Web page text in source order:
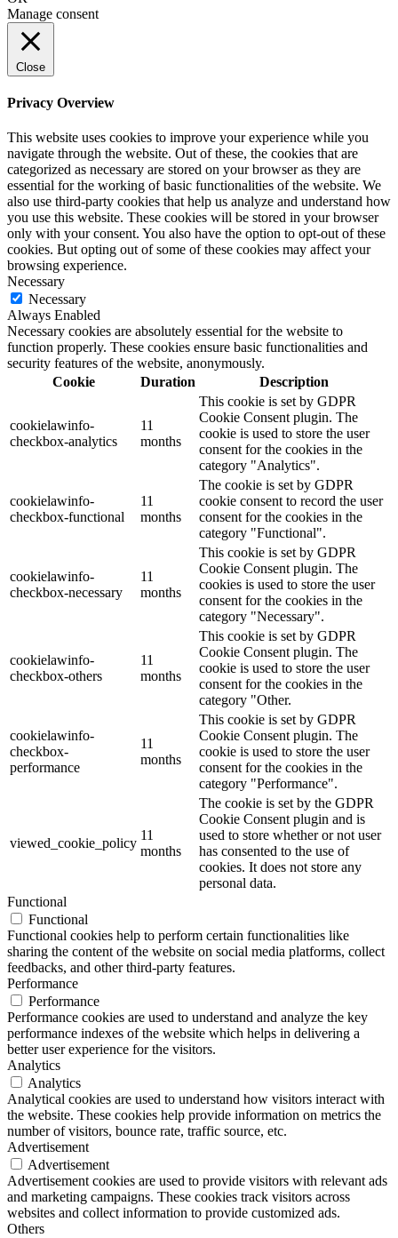
Manage consent
Close
Privacy Overview
This website uses cookies to improve your experience while you
navigate through the website. Out of these, the cookies that are
categorized as necessary are stored on your browser as they are
essential for the working of basic functionalities of the website. We
also use third-party cookies that help us analyze and understand how
you use this website. These cookies will be stored in your browser
only with your consent. You also have the option to opt-out of these
cookies. But opting out of some of these cookies may affect your
browsing experience.
Necessary
Necessary
Always Enabled
Necessary cookies are absolutely essential for the website to
function properly. These cookies ensure basic functionalities and
security features of the website, anonymously.
Cookie
Duration Description
cookielawinfo-
checkbox-analytics
11
months
This cookie is set by GDPR
Cookie Consent plugin. The
cookie is used to store the user
consent for the cookies in the
category "Analytics".
cookielawinfo-
checkbox-functional
11
months
The cookie is set by GDPR
cookie consent to record the user
consent for the cookies in the
category "Functional".
cookielawinfo-
checkbox-necessary
11
months
This cookie is set by GDPR
Cookie Consent plugin. The
cookies is used to store the user
consent for the cookies in the
category "Necessary".
cookielawinfo-
checkbox-others
11
months
This cookie is set by GDPR
Cookie Consent plugin. The
cookie is used to store the user
consent for the cookies in the
category "Other.
cookielawinfo-
checkbox-
performance
11
months
This cookie is set by GDPR
Cookie Consent plugin. The
cookie is used to store the user
consent for the cookies in the
category "Performance".
viewed_cookie_policy
11
months
The cookie is set by the GDPR
Cookie Consent plugin and is
used to store whether or not user
has consented to the use of
cookies. It does not store any
personal data.
Functional
Functional
Functional cookies help to perform certain functionalities like
sharing the content of the website on social media platforms, collect
feedbacks, and other third-party features.
Performance
Performance
Performance cookies are used to understand and analyze the key
performance indexes of the website which helps in delivering a
better user experience for the visitors.
Analytics
Analytics
Analytical cookies are used to understand how visitors interact with
the website. These cookies help provide information on metrics the
number of visitors, bounce rate, traffic source, etc.
Advertisement
Advertisement
Advertisement cookies are used to provide visitors with relevant ads
and marketing campaigns. These cookies track visitors across
websites and collect information to provide customized ads.
Others